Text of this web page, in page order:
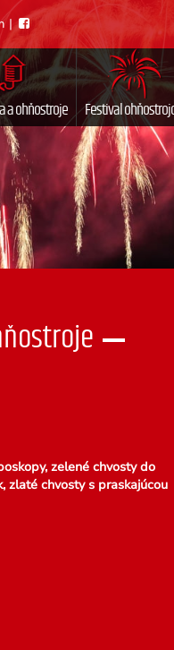
|
a ohňostroje Festival
zelené chvosty do
zlaté chvosty s praskajúcou